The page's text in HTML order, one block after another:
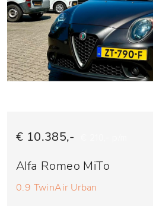
€ 10.385,-
Alfa Romeo MiTo
0.9 TwinAir Urban